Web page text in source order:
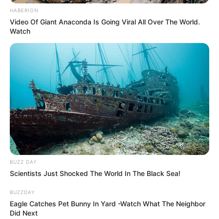
A fordulatot azonban nemcsak a nyomozás, hanem
a jogi háttér változása is hozta.
HABERION
Video Of Giant Anaconda Is Going Viral All Over The World.
Watch
BUZZ DAY
Scientists Just Shocked The World In The Black Sea!
BUZZDAY
Eagle Catches Pet Bunny In Yard -Watch What The Neighbor
Did Next